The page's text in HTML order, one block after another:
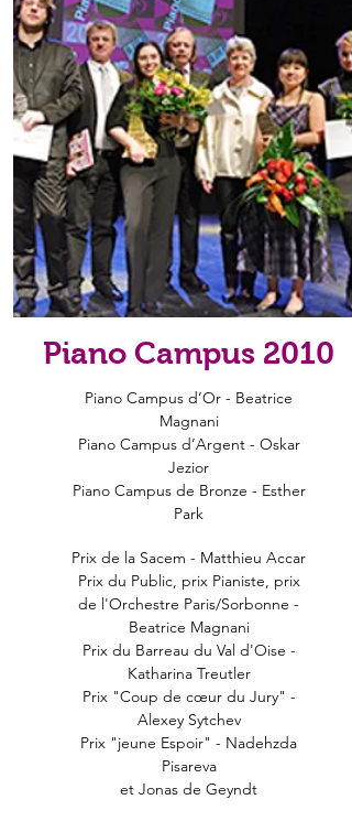
Piano Campus 2010
Piano Campus d’Or - Beatrice
Magnani
Piano Campus d’Argent - Oskar
Jezior
Piano Campus de Bronze - Esther
Park
Prix de la Sacem - Matthieu Accar
Prix du Public, prix Pianiste, prix
de l'Orchestre Paris/Sorbonne -
Beatrice Magnani
Prix du Barreau du Val d'Oise -
Katharina Treutler
Prix "Coup de cœur du Jury" -
Alexey Sytchev
Prix "jeune Espoir" - Nadehzda
Pisareva
et Jonas de Geyndt